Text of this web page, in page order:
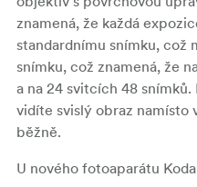
znamená, že každá
standardnímu snímku, což
snímku, což znamená, že
a na 24 svitcích 48
vidíte svislý obraz namísto
běžně.
U nového fotoaparátu